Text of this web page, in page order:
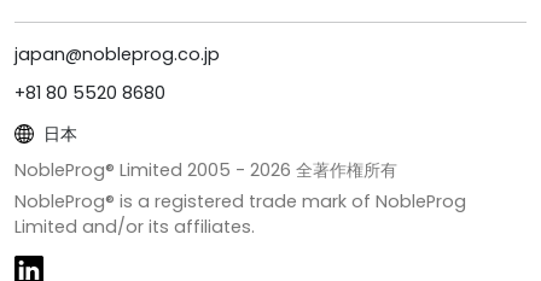
japan@nobleprog.co.jp
+81 80 5520 8680
日本
NobleProg® Limited 2005 - 2026 全著作権所有
NobleProg® is a registered trade mark of NobleProg
Limited and/or its affiliates.